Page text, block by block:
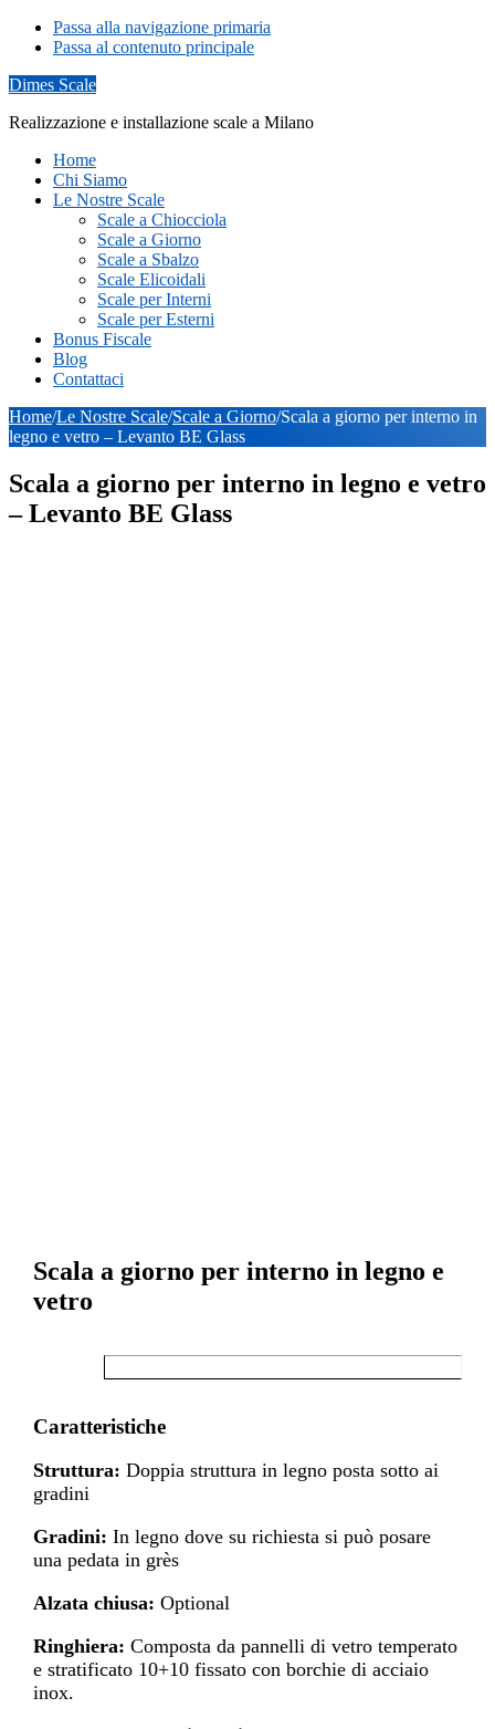
Passa alla navigazione primaria
Passa al contenuto principale
Dimes Scale
Realizzazione e installazione scale a Milano
Home
Chi Siamo
Le Nostre Scale
Scale a Chiocciola
Scale a Giorno
Scale a Sbalzo
Scale Elicoidali
Scale per Interni
Scale per Esterni
Bonus Fiscale
Blog
Contattaci
Home/Le Nostre Scale/Scale a Giorno/Scala a giorno per interno in
legno e vetro – Levanto BE Glass
Scala a giorno per interno in legno e vetro
– Levanto BE Glass
Scala a giorno per interno in legno e
vetro
Caratteristiche
Struttura: Doppia struttura in legno posta sotto ai
gradini
Gradini: In legno dove su richiesta si può posare
una pedata in grès
Alzata chiusa: Optional
Ringhiera: Composta da pannelli di vetro temperato
e stratificato 10+10 fissato con borchie di acciaio
inox.